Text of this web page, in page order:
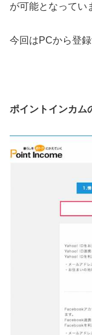
が可能となってい
今回はPCから登
ポイントインカム